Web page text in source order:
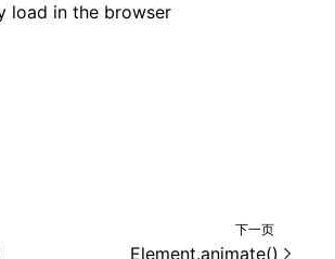
load in the browser
下一页
Element.animate()